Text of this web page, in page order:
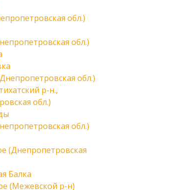
обл.)
обл.)
обл.)
р-н.,
обл.)
обл.)
(Днепропетровская
Балка
(Межевской р-н)